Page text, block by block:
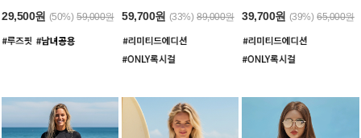
29,500원 (50%) 59,000원 59,700원 (33%) 89,000원 39,700원 (39%) 65,000원